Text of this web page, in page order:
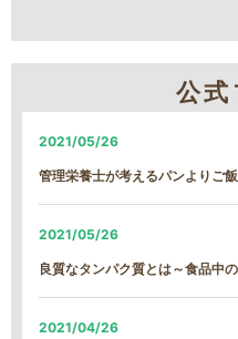
システム改修による、臨時の営
2026/06/05
システム改修による、臨時の営
公
2021/05/26
管理栄養士が考えるパンよりご
2021/05/26
良質なタンパク質とは～食品中
2021/04/26